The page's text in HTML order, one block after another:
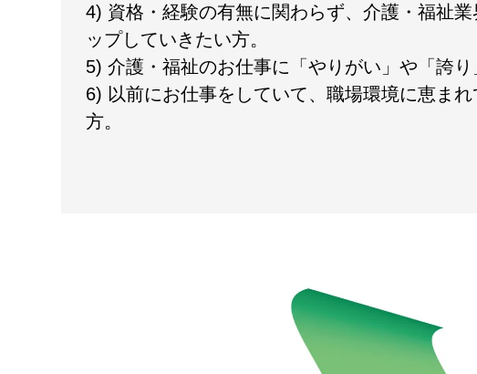
4) 資格・経験の有無に関わらず、介護・福祉
ップしていきたい方。
5) 介護・福祉のお仕事に「やりがい」や「誇り
6) 以前にお仕事をしていて、職場環境に恵ま
方。